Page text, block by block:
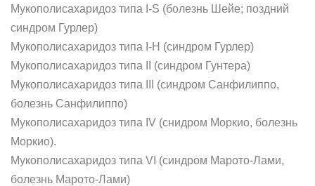
Мукополисахаридоз типа I-S (болезнь Шейе; поздний
синдром Гурлер)
Мукополисахаридоз типа I-Н (синдром Гурлер)
Мукополисахаридоз типа II (синдром Гунтера)
Мукополисахаридоз типа III (синдром Санфилиппо,
болезнь Санфилиппо)
Мукополисахаридоз типа IV (снидром Моркио, болезнь
Моркио).
Мукополисахаридоз типа VI (синдром Марото-Лами,
болезнь Марото-Лами)